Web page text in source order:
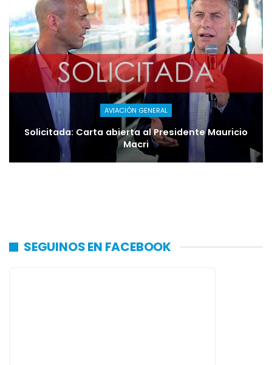
AVIACIÓN GENERAL
Solicitada: Carta abierta al Presidente Mauricio
Macri
SEGUINOS EN FACEBOOK